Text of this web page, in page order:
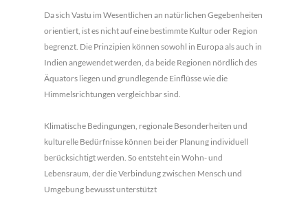
Da sich Vastu im Wesentlichen an natürlichen Gegebenheiten
orientiert, ist es nicht auf eine bestimmte Kultur oder Region
begrenzt. Die Prinzipien können sowohl in Europa als auch in
Indien angewendet werden, da beide Regionen nördlich des
Äquators liegen und grundlegende Einflüsse wie die
Himmelsrichtungen vergleichbar sind.
Klimatische Bedingungen, regionale Besonderheiten und
kulturelle Bedürfnisse können bei der Planung individuell
berücksichtigt werden. So entsteht ein Wohn- und
Lebensraum, der die Verbindung zwischen Mensch und
Umgebung bewusst unterstützt